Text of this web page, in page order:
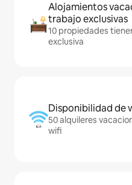
Alojamientos
trabajo exclusivas
10 propiedades
exclusiva
Disponibilidad de
50 alquileres
wifi